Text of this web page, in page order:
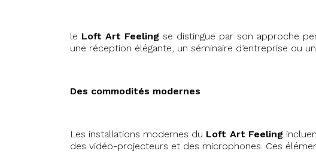
le Loft Art Feeling se distingue par son approche
une réception élégante, un séminaire d’entreprise ou
Des commodités modernes
Les installations modernes du Loft Art Feeling
des vidéo-projecteurs et des microphones. Ces